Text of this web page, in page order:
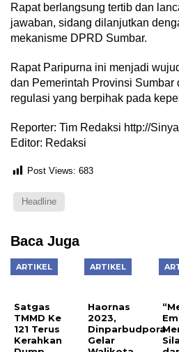
Rapat berlangsung tertib dan
jawaban, sidang dilanjutkan
mekanisme DPRD Sumbar.
Rapat Paripurna ini menjadi
dan Pemerintah Provinsi Sumbar
regulasi yang berpihak pada
Reporter: Tim Redaksi http://
Editor: Redaksi
Post Views: 683
Headline
Baca Juga
ARTIKEL
Satgas
TMMD Ke
121 Terus
Kerahkan
ARTIKEL
Haornas
2023,
Dinparbudpora
Gelar